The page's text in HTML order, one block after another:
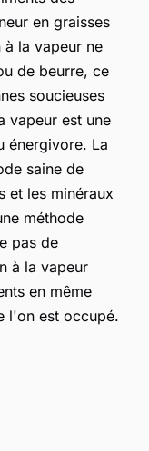
en graisses
la vapeur ne
de beurre, ce
soucieuses
vapeur est une
énergivore. La
saine de
et les minéraux
méthode
pas de
à la vapeur
en même
l'on est occupé.